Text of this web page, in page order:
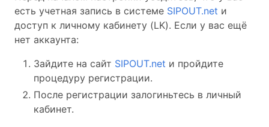
есть учетная запись в системе SIPOUT.net и
доступ к личному кабинету (LK). Если у вас ещё
нет аккаунта:
Зайдите на сайт SIPOUT.net и пройдите
процедуру регистрации.
После регистрации залогиньтесь в личный
кабинет.